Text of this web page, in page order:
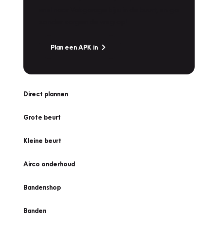
Plan een APK in
Direct plannen
Grote beurt
Kleine beurt
Airco onderhoud
Bandenshop
Banden